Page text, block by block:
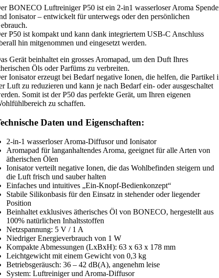
BONECO Luftreiniger P50 ist ein 2-in1 wasserloser Aroma
Ionisator – entwickelt für unterwegs oder den persönlichen
P50 ist kompakt und kann dank integriertem USB-C Anschluss
hin mitgenommen und eingesetzt werden.
Gerät beinhaltet ein grosses Aromapad, um den Duft Ihres
Öls oder Parfüms zu verbreiten.
Ionisator erzeugt bei Bedarf negative Ionen, die helfen, die Partikel
Luft zu reduzieren und kann je nach Bedarf ein- oder ausgeschaltet
Somit ist der P50 das perfekte Gerät, um Ihren eigenen
zu schaffen.
Daten und Eigenschaften:
2-in-1 wasserloser Aroma-Diffusor und Ionisator
Aromapad für langanhaltendes Aroma, geeignet für alle Arten von
ätherischen Ölen
Ionisator verteilt negative Ionen, die das Wohlbefinden steigern und
die Luft frisch und sauber halten
Einfaches und intuitives „Ein-Knopf-Bedienkonzept“
Stabile Silikonbasis für den Einsatz in stehender oder liegender
Position
Beinhaltet exklusives ätherisches Öl von BONECO, hergestellt aus
100% natürlichen Inhaltsstoffen
Netzspannung: 5 V / 1 A
Niedriger Energieverbrauch von 1 W
Kompakte Abmessungen (LxBxH): 63 x 63 x 178 mm
Leichtgewicht mit einem Gewicht von 0,3 kg
Betriebsgeräusch: 36 – 42 dB(A), angenehm leise
System: Luftreiniger und Aroma-Diffusor